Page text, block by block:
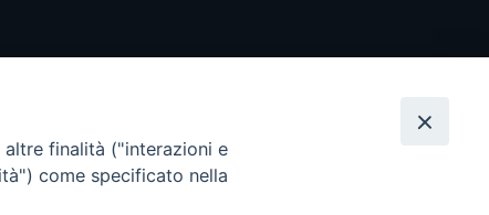
finalità ("interazioni e
come specificato nella